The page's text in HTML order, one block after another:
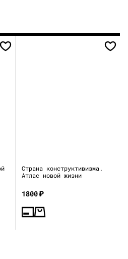
Страна конструктивизма.
Атлас новой жизни
1800₽